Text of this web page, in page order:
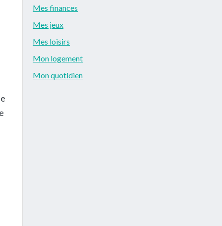
Mes finances
Mes jeux
Mes loisirs
Mon logement
Mon quotidien